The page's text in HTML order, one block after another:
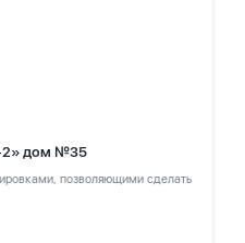
2» дом №35
позволяющими сделать